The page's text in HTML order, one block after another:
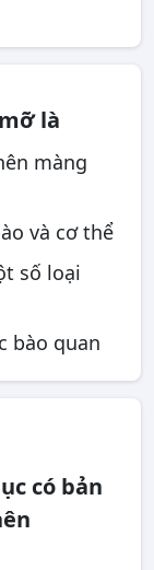
là
màng
và cơ thể
số loại
bào quan
có bản